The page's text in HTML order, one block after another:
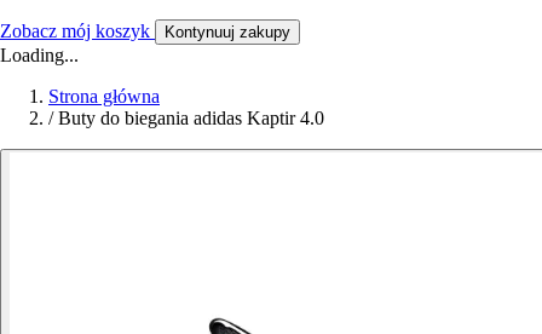
Zobacz mój koszyk Kontynuuj zakupy
Loading...
Strona główna
/ Buty do biegania adidas Kaptir 4.0